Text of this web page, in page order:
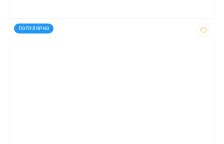
ПОПУЛЯРНО
код: 13696